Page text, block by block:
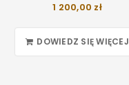
1 200,00 zł
DOWIEDZ SIĘ WIĘCEJ